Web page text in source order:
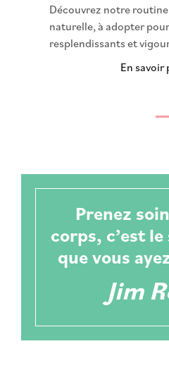
Découvrez notre
naturelle, à adopter
resplendissants et
En savoir
Prenez
corps, c’est
que vous
Jim